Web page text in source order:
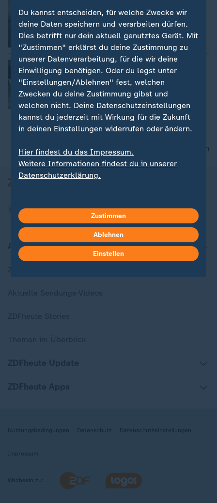
Stefan Schlösser
Wiesn für kleines Geld
Caroline Drees
Video1:46
nach oben
Aktuell bei ZDFheute
Nutzungsbedingungen Datenschutz Datenschutzeinstellungen
Impressum
Wechseln zu:
Du kannst entscheiden, für welche Zwecke wir
deine Daten speichern und verarbeiten dürfen.
Dies betrifft nur dein aktuell genutztes Gerät. Mit
"Zustimmen" erklärst du deine Zustimmung zu
unserer Datenverarbeitung, für die wir deine
Einwilligung benötigen. Oder du legst unter
"Einstellungen/Ablehnen" fest, welchen
Zwecken du deine Zustimmung gibst und
welchen nicht. Deine Datenschutzeinstellungen
kannst du jederzeit mit Wirkung für die Zukunft
in deinen Einstellungen widerrufen oder ändern.
Hier findest du das Impressum.
Weitere Informationen findest du in unserer
Datenschutzerklärung.
Zustimmen
Ablehnen
Einstellen